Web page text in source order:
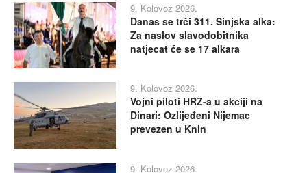
9. Kolovoz 2026.
Danas se trči 311. Sinjska alka:
Za naslov slavodobitnika
natjecat će se 17 alkara
9. Kolovoz 2026.
Vojni piloti HRZ-a u akciji na
Dinari: Ozlijeđeni Nijemac
prevezen u Knin
9. Kolovoz 2026.